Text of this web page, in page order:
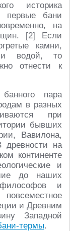
историка
первые бани
на
[2] Если
камни,
водой, то
отнести к
пара
в разных
при
бывших
Вавилона,
на
континенте
и
до наших
и
и Древним
Западной
термы.